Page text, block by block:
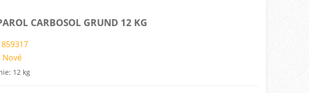
CARBOSOL GRUND 12 KG
859317
Nové
12 kg